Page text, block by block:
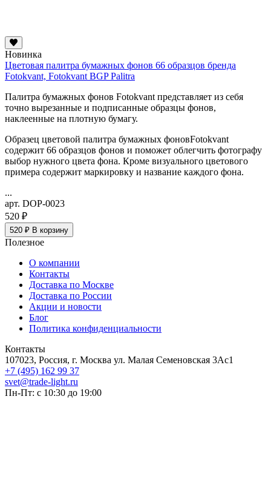
Новинка
Цветовая палитра бумажных фонов 66 образцов бренда
Fotokvant, Fotokvant BGP Palitra
Палитра бумажных фонов Fotokvant представляет из себя
точно вырезанные и подписанные образцы фонов,
наклеенные на плотную бумагу.
Образец цветовой палитра бумажных фоновFotokvant
содержит 66 образцов фонов и поможет облегчить фотографу
выбор нужного цвета фона. Кроме визуального цветового
примера содержит маркировку и название каждого фона.
...
арт. DOP-0023
520 ₽
520 ₽ В корзину
Полезное
О компании
Контакты
Доставка по Москве
Доставка по России
Акции и новости
Блог
Политика конфиденциальности
Контакты
107023, Россия, г. Москва ул. Малая Семеновская 3Ас1
+7 (495) 162 99 37
svet@trade-light.ru
Пн-Пт: с 10:30 до 19:00